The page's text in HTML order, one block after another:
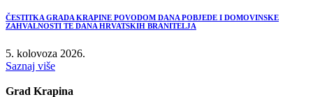
ČESTITKA GRADA KRAPINE POVODOM DANA POBJEDE I DOMOVINSKE
ZAHVALNOSTI TE DANA HRVATSKIH BRANITELJA
5. kolovoza 2026.
Saznaj više
Grad Krapina